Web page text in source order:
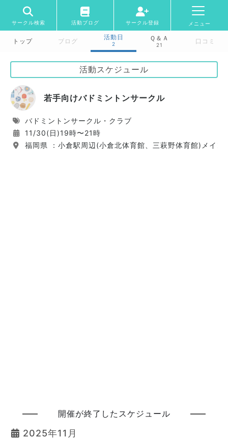
サークル検索 活動ブログ サークル登録 メニュー
トップ ブログ
活動日
2
Ｑ＆Ａ
21 口コミ
活動スケジュール
若手向けバドミントンサークル
バドミントンサークル・クラブ
11/30(日)19時〜21時
福岡県 ：小倉駅周辺(小倉北体育館、三萩野体育館)メイン
開催が終了したスケジュール
2025年11月